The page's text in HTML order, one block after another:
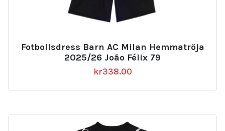
Fotbollsdress Barn AC Milan Hemmatröja
2025/26 João Félix 79
kr338.00